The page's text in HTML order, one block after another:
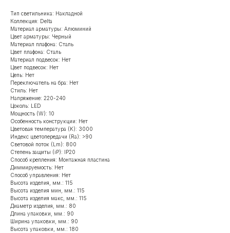
Тип светильника: Накладной
Коллекция: Delta
Материал арматуры: Алюминий
Цвет арматуры: Черный
Материал плафона: Сталь
Цвет плафона: Сталь
Материал подвесок: Нет
Цвет подвесок: Нет
Цепь: Нет
Переключатель на бра: Нет
Стиль: Нет
Напряжение: 220-240
Цоколь: LED
Мощность (W): 10
Особенность конструкции: Нет
Цветовая температура (K): 3000
Индекс цветопередачи (Ra): >90
Световой поток (Lm): 800
Степень защиты (iP): IP20
Способ крепления: Монтажная пластина
Диммируемость: Нет
Способ управления: Нет
Высота изделия, мм.: 115
Высота изделия мин, мм.: 115
Высота изделия макс, мм.: 115
Диаметр изделия, мм.: 80
Длина упаковки, мм.: 90
Ширина упаковки, мм.: 90
Высота упаковки, мм.: 180